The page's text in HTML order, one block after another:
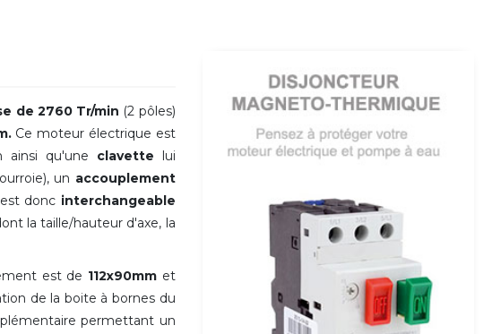
de 2760 Tr/min (2 pôles)
Ce moteur électrique est
ainsi qu'une clavette lui
un accouplement
donc interchangeable
la taille/hauteur d'axe, la
est de 112x90mmet
de la boite à bornes du
permettant un